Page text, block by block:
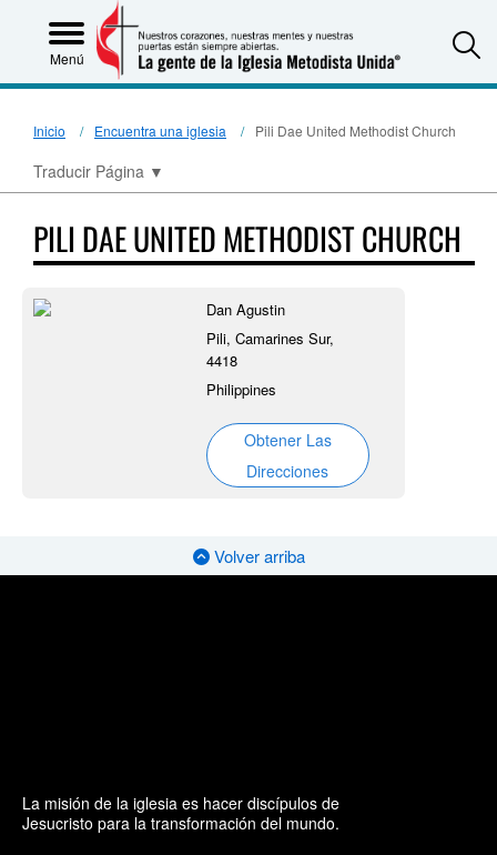
Menú
Inicio Encuentra una iglesia Pili Dae United Methodist Church
Traducir Página ▼
PILI DAE UNITED METHODIST CHURCH
Dan Agustin
Pili, Camarines Sur,
4418
Philippines
Obtener Las
Direcciones
Volver arriba
La misión de la iglesia es hacer discípulos de
Jesucristo para la transformación del mundo.